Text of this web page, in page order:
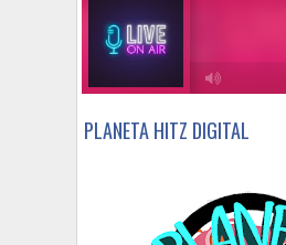
PLANETA HITZ DIGITAL